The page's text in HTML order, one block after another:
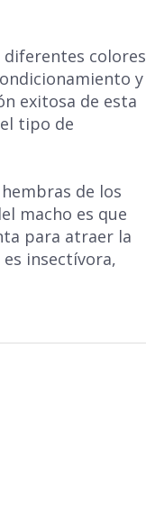
colores
y
exitosa de esta
tipo de
de los
macho es que
para atraer la
insectívora,